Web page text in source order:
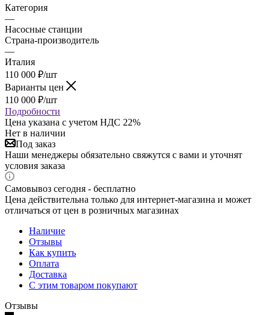
Категория
—
Насосные станции
Страна-производитель
—
Италия
110 000 ₽/шт
Варианты цен
110 000 ₽/шт
Подробности
Цена указана с учетом НДС 22%
Нет в наличии
Под заказ
Наши менеджеры обязательно свяжутся с вами и уточнят
условия заказа
Самовывоз сегодня - бесплатно
Цена действительна только для интернет-магазина и может
отличаться от цен в розничных магазинах
Наличие
Отзывы
Как купить
Оплата
Доставка
С этим товаром покупают
Отзывы